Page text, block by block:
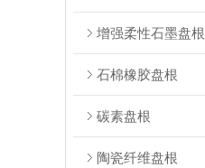
增强柔性石墨盘根
石棉橡胶盘根
碳素盘根
陶瓷纤维盘根